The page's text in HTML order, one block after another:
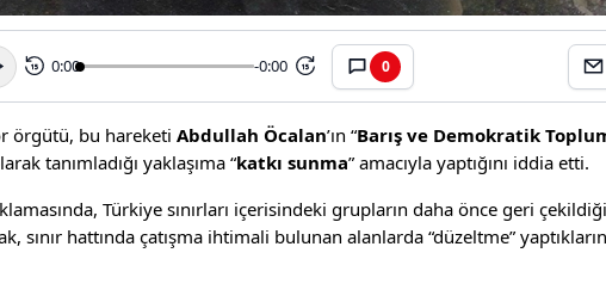
15 0:00 -0:00 15 0
örgütü, bu hareketi Abdullah Öcalan’ın “Barış ve Demokratik
tanımladığı yaklaşıma “katkı sunma” amacıyla yaptığını iddia etti.
Türkiye sınırları içerisindeki grupların daha önce geri
sınır hattında çatışma ihtimali bulunan alanlarda “düzeltme”